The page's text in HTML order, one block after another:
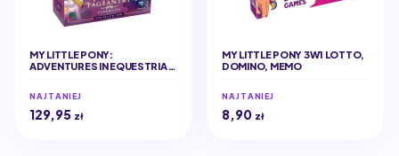
MY LITTLE PONY:
ADVENTURES IN EQUESTRIA -
EXPANSION
NAJTANIEJ
129,95 zł
MY LITTLE PONY 3W1 LOTTO,
DOMINO, MEMO
NAJTANIEJ
8,90 zł